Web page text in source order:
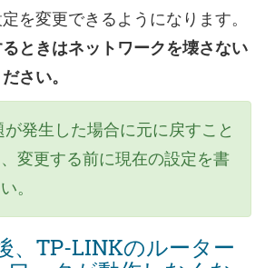
を変更できるようになります。
ときはネットワークを壊さない
さい。
が発生した場合に元に戻すこと
変更する前に現在の設定を書
。
、TP-LINKのルーター